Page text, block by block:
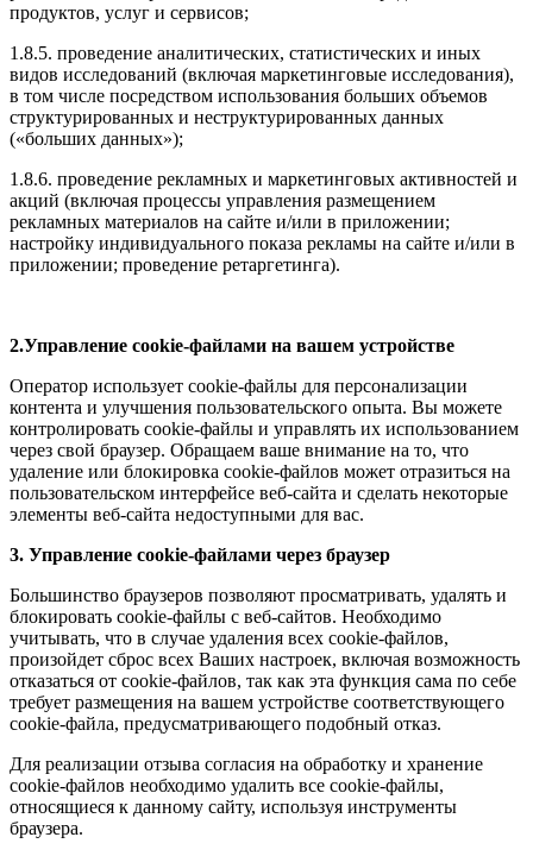
продуктов, услуг и сервисов;
1.8.5. проведение аналитических, статистических и иных
видов исследований (включая маркетинговые исследования),
в том числе посредством использования больших объемов
структурированных и неструктурированных данных
(«больших данных»);
1.8.6. проведение рекламных и маркетинговых активностей и
акций (включая процессы управления размещением
рекламных материалов на сайте и/или в приложении;
настройку индивидуального показа рекламы на сайте и/или в
приложении; проведение ретаргетинга).
2.Управление cookie-файлами на вашем устройстве
Оператор использует cookie-файлы для персонализации
контента и улучшения пользовательского опыта. Вы можете
контролировать cookie-файлы и управлять их использованием
через свой браузер. Обращаем ваше внимание на то, что
удаление или блокировка cookie-файлов может отразиться на
пользовательском интерфейсе веб-сайта и сделать некоторые
элементы веб-сайта недоступными для вас.
3. Управление cookie-файлами через браузер
Большинство браузеров позволяют просматривать, удалять и
блокировать cookie-файлы c веб-сайтов. Необходимо
учитывать, что в случае удаления всех cookie-файлов,
произойдет сброс всех Ваших настроек, включая возможность
отказаться от cookie-файлов, так как эта функция сама по себе
требует размещения на вашем устройстве соответствующего
cookie-файла, предусматривающего подобный отказ.
Для реализации отзыва согласия на обработку и хранение
cookie-файлов необходимо удалить все cookie-файлы,
относящиеся к данному сайту, используя инструменты
браузера.